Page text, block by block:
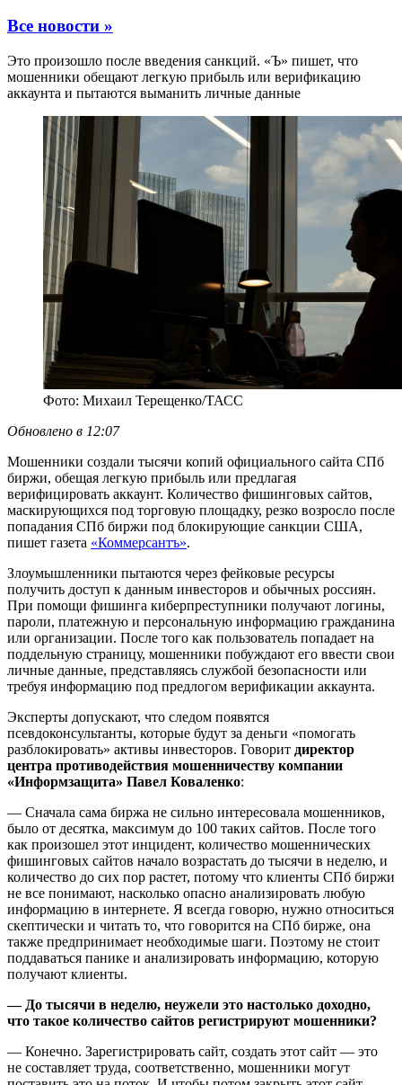
Все новости »
Это произошло после введения санкций. «Ъ» пишет, что
мошенники обещают легкую прибыль или верификацию
аккаунта и пытаются выманить личные данные
Фото: Михаил Терещенко/ТАСС
Обновлено в 12:07
Мошенники создали тысячи копий официального сайта СПб
биржи, обещая легкую прибыль или предлагая
верифицировать аккаунт. Количество фишинговых сайтов,
маскирующихся под торговую площадку, резко возросло после
попадания СПб биржи под блокирующие санкции США,
пишет газета «Коммерсантъ».
Злоумышленники пытаются через фейковые ресурсы
получить доступ к данным инвесторов и обычных россиян.
При помощи фишинга киберпреступники получают логины,
пароли, платежную и персональную информацию гражданина
или организации. После того как пользователь попадает на
поддельную страницу, мошенники побуждают его ввести свои
личные данные, представляясь службой безопасности или
требуя информацию под предлогом верификации аккаунта.
Эксперты допускают, что следом появятся
псевдоконсультанты, которые будут за деньги «помогать
разблокировать» активы инвесторов. Говорит директор
центра противодействия мошенничеству компании
«Информзащита» Павел Коваленко:
— Сначала сама биржа не сильно интересовала мошенников,
было от десятка, максимум до 100 таких сайтов. После того
как произошел этот инцидент, количество мошеннических
фишинговых сайтов начало возрастать до тысячи в неделю, и
количество до сих пор растет, потому что клиенты СПб биржи
не все понимают, насколько опасно анализировать любую
информацию в интернете. Я всегда говорю, нужно относиться
скептически и читать то, что говорится на СПб бирже, она
также предпринимает необходимые шаги. Поэтому не стоит
поддаваться панике и анализировать информацию, которую
получают клиенты.
— До тысячи в неделю, неужели это настолько доходно,
что такое количество сайтов регистрируют мошенники?
— Конечно. Зарегистрировать сайт, создать этот сайт — это
не составляет труда, соответственно, мошенники могут